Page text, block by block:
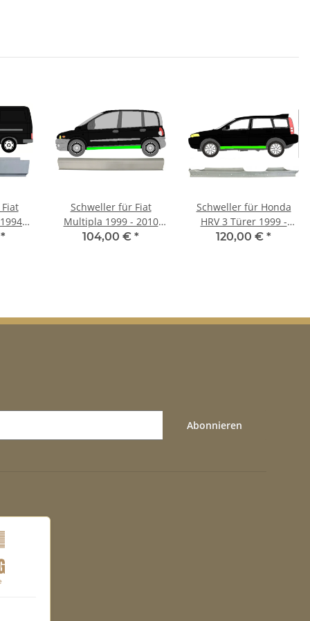
*
Schweller für Fiat
Multipla 1999 - 2010
links
104,00 € *
Schweller für Honda
HRV 3 Türer 1999 -
2006 links
120,00 € *
Abonnieren